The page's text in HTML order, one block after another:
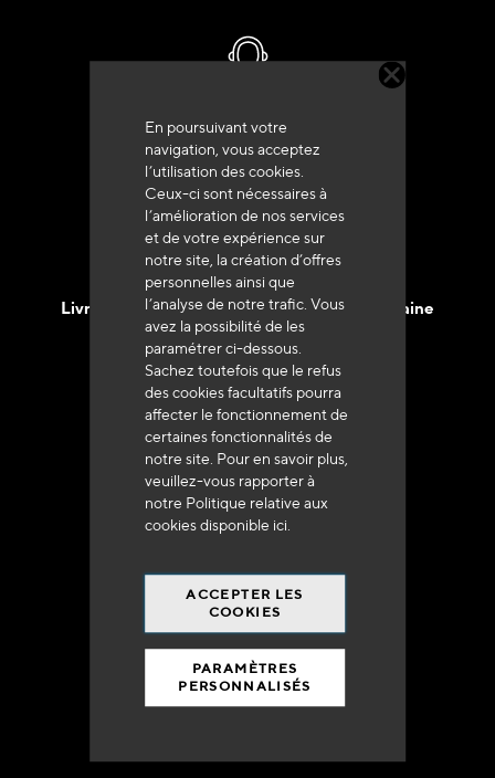
En poursuivant votre
navigation, vous acceptez
l’utilisation des cookies.
Ceux-ci sont nécessaires à
l’amélioration de nos services
et de votre expérience sur
notre site, la création d’offres
personnelles ainsi que
l’analyse de notre trafic. Vous
avez la possibilité de les
paramétrer ci-dessous.
Sachez toutefois que le refus
des cookies facultatifs pourra
affecter le fonctionnement de
certaines fonctionnalités de
notre site. Pour en savoir plus,
veuillez-vous rapporter à
notre Politique relative aux
cookies disponible ici
ACCEPTER LES
COOKIES
PARAMÈTRES
PERSONNALISÉS
Service client
+33 (0)4 79 72 62 22 Taper 1
Livraison en 48h à 72h en France Métropolitaine
Franco de port
à 250 euros*
90% du catalogue
en disponibilité
immédiate